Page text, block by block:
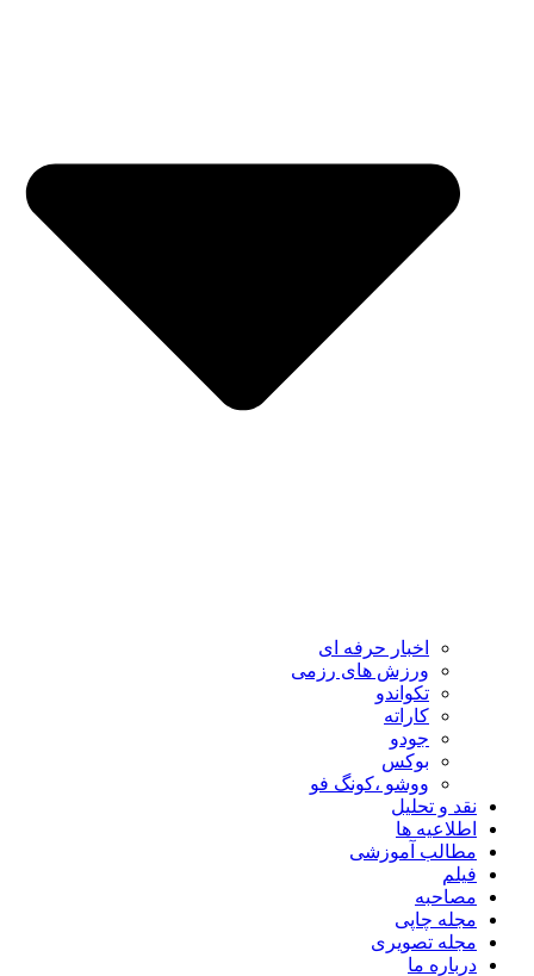
اخبار حرفه ای
ورزش های رزمی
تکواندو
کاراته
جودو
بوکس
ووشو ،کونگ فو
نقد و تحلیل
اطلاعیه ها
مطالب آموزشی
فیلم
مصاحبه
مجله چاپی
مجله تصویری
درباره ما